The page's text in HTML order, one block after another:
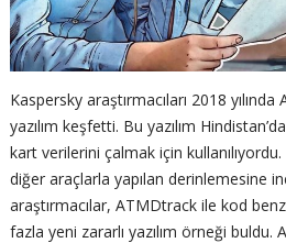
Kaspersky araştırmacıları 2018
yazılım keşfetti. Bu yazılım
kart verilerini çalmak için
diğer araçlarla yapılan derinlemesine
araştırmacılar, ATMDtrack ile kod
fazla yeni zararlı yazılım örneği buldu.